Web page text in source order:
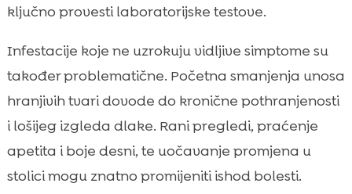
ključno provesti laboratorijske testove.
Infestacije koje ne uzrokuju vidljive simptome su
također problematične. Početna smanjenja unosa
hranjivih tvari dovode do kronične pothranjenosti
i lošijeg izgleda dlake. Rani pregledi, praćenje
apetita i boje desni, te uočavanje promjena u
stolici mogu znatno promijeniti ishod bolesti.